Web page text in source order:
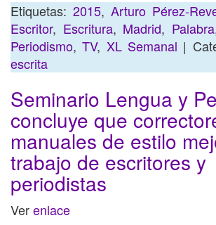
Etiquetas: 2015, Arturo Pérez-
Escritor, Escritura, Madrid, Palabra
Periodismo,TV, XL Semanal |
escrita
Seminario Lengua y
concluye que
manuales de estilo
trabajo de escritores y
periodistas
Verenlace